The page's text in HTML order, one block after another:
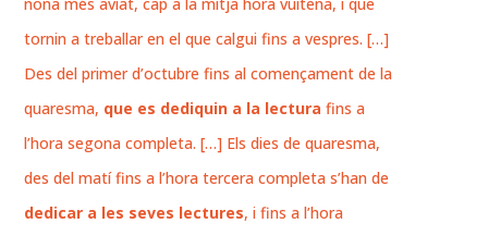
tornin a treballar en el que calgui fins a vespres. […]
Des del primer d’octubre fins al començament de la
quaresma, que es dediquin a la lectura fins a
l’hora segona completa. […] Els dies de quaresma,
des del matí fins a l’hora tercera completa s’han de
dedicar a les seves lectures, i fins a l’hora